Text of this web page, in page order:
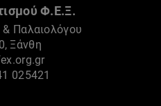
Φ.Ε.Ξ.
Παλαιολόγου
Ξάνθη
025421